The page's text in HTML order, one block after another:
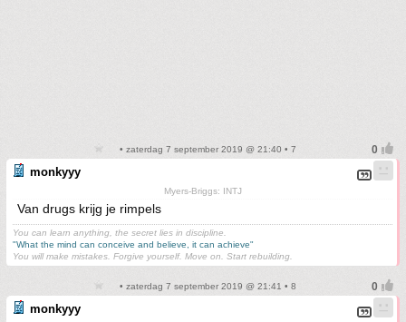
• zaterdag 7 september 2019 @ 21:40 • 7
monkyyy
Myers-Briggs: INTJ
Van drugs krijg je rimpels
You can learn anything, the secret lies in discipline.
"What the mind can conceive and believe, it can achieve"
You will make mistakes. Forgive yourself. Move on. Start rebuilding.
• zaterdag 7 september 2019 @ 21:41 • 8
monkyyy